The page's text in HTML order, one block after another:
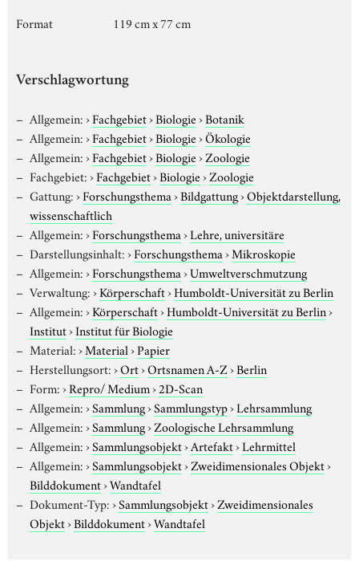
Format
119 cm x 77 cm
Verschlagwortung
Allgemein:›Fachgebiet›Biologie›Botanik
Allgemein:›Fachgebiet›Biologie›Ökologie
Allgemein:›Fachgebiet›Biologie›Zoologie
Fachgebiet:›Fachgebiet›Biologie›Zoologie
Gattung:›Forschungsthema›Bildgattung›Objektdarstellung,
wissenschaftlich
Allgemein:›Forschungsthema›Lehre, universitäre
Darstellungsinhalt:›Forschungsthema›Mikroskopie
Allgemein:›Forschungsthema›Umweltverschmutzung
Verwaltung:›Körperschaft›Humboldt-Universität zu Berlin
Allgemein:›Körperschaft›Humboldt-Universität zu Berlin›
Institut›Institut für Biologie
Material:›Material›Papier
Herstellungsort:›Ort›Ortsnamen A-Z›Berlin
Form:›Repro/ Medium›2D-Scan
Allgemein:›Sammlung›Sammlungstyp›Lehrsammlung
Allgemein:›Sammlung›Zoologische Lehrsammlung
Allgemein:›Sammlungsobjekt›Artefakt›Lehrmittel
Allgemein:›Sammlungsobjekt›Zweidimensionales Objekt›
Bilddokument›Wandtafel
Dokument-Typ:›Sammlungsobjekt›Zweidimensionales
Objekt›Bilddokument›Wandtafel